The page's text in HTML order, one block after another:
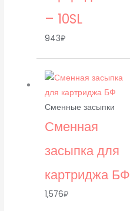
– 10SL
943₽
Сменные засыпки
Сменная
засыпка для
картриджа БФ
1,576₽